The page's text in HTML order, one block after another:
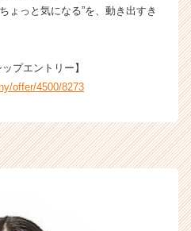
ょっと気になる”を、動き出すき
プエントリー】
offer/4500/8273